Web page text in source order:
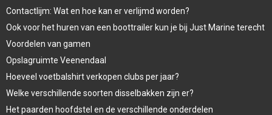
Contactlijm: Wat en hoe kan er verlijmd worden?
Ook voor het huren van een boottrailer kun je bij Just Marine terecht
Voordelen van gamen
Opslagruimte Veenendaal
Hoeveel voetbalshirt verkopen clubs per jaar?
Welke verschillende soorten disselbakken zijn er?
Het paarden hoofdstel en de verschillende onderdelen